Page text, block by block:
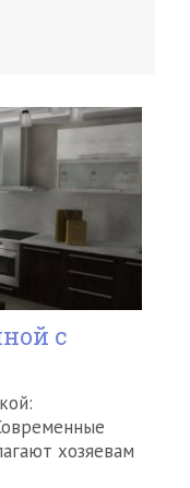
с
хозяевам